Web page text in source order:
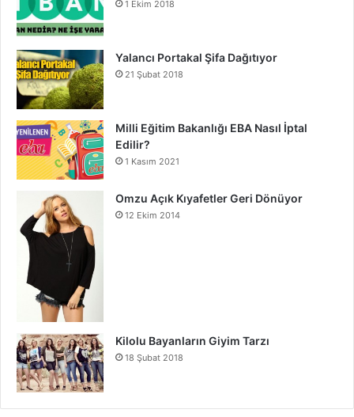
1 Ekim 2018
Yalancı Portakal Şifa Dağıtıyor
21 Şubat 2018
Milli Eğitim Bakanlığı EBA Nasıl İptal
Edilir?
1 Kasım 2021
Omzu Açık Kıyafetler Geri Dönüyor
12 Ekim 2014
Kilolu Bayanların Giyim Tarzı
18 Şubat 2018